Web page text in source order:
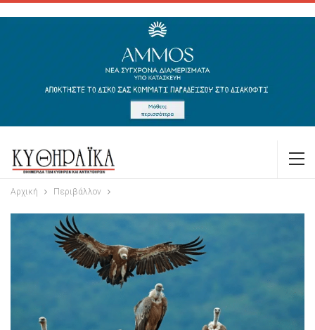
Αρχική Περιβάλλον